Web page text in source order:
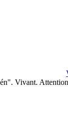
Vivant.